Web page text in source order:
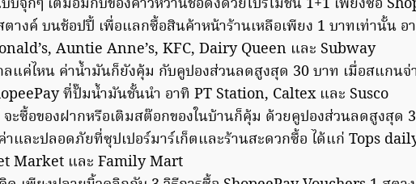
างค์ บนช้อปปี้ เพื่อแลกซื้อสินค้าหน้าร้านเหลือเพียง 1 บาทเท่านั้น
Auntie Anne’s, KFC, Dairy Queen และ Subway
ลแค่ไหน ค่าน้ำมันก็ยังคุ้ม กับคูปองส่วนลดสูงสุด 30 บาท เมื่อสแกนจ่
ที่ปั๊มน้ำมันชั้นนำ อาทิ PT Station, Caltex และ Susco
จะซื้อของฝากหรือเติมสต๊อกของในบ้านก็คุ้ม ด้วยคูปองส่วนลดสูงสุด
าและปลอดภัยที่ซุปเปอร์มาร์เก็ตและร้านสะดวกซื้อ ได้แก่ Tops
Market และ Family Mart